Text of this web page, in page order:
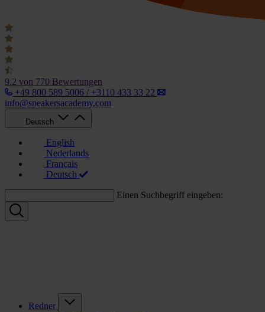
9.2 von 770 Bewertungen
+49 800 589 5006 / +3110 433 33 22
info@speakersacademy.com
Deutsch
English
Nederlands
Français
Deutsch
Einen Suchbegriff eingeben:
Redner